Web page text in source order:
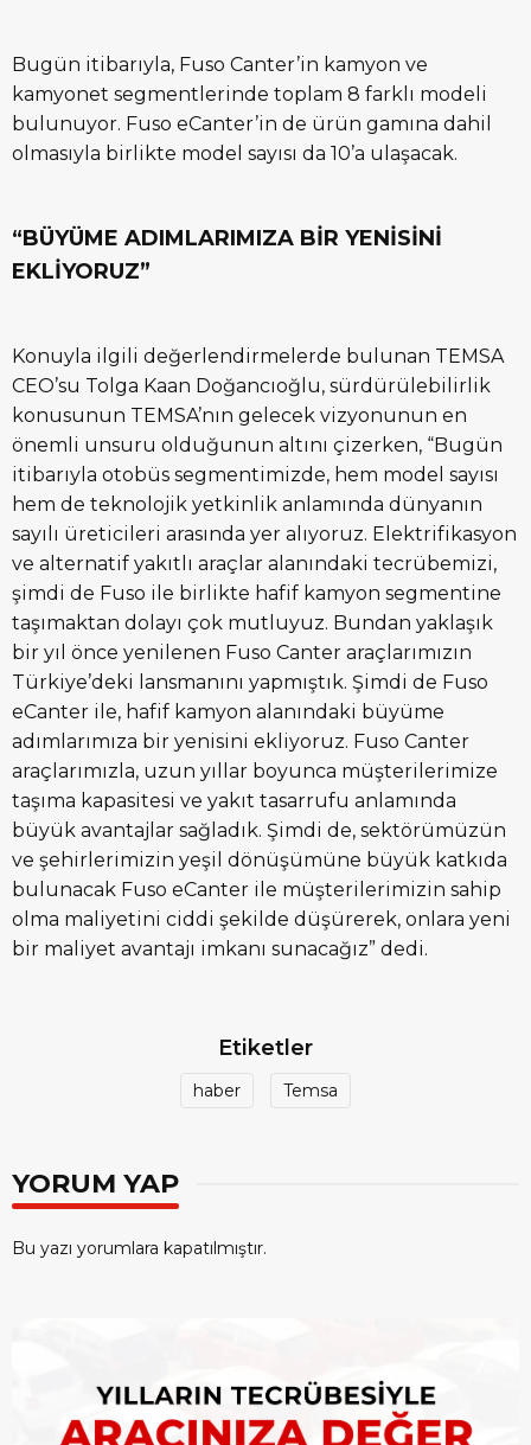
Bugün itibarıyla, Fuso Canter’in kamyon ve
kamyonet segmentlerinde toplam 8 farklı modeli
bulunuyor. Fuso eCanter’in de ürün gamına dahil
olmasıyla birlikte model sayısı da 10’a ulaşacak.
“BÜYÜME ADIMLARIMIZA BİR YENİSİNİ
EKLİYORUZ”
Konuyla ilgili değerlendirmelerde bulunan TEMSA
CEO’su Tolga Kaan Doğancıoğlu, sürdürülebilirlik
konusunun TEMSA’nın gelecek vizyonunun en
önemli unsuru olduğunun altını çizerken, “Bugün
itibarıyla otobüs segmentimizde, hem model sayısı
hem de teknolojik yetkinlik anlamında dünyanın
sayılı üreticileri arasında yer alıyoruz. Elektrifikasyon
ve alternatif yakıtlı araçlar alanındaki tecrübemizi,
şimdi de Fuso ile birlikte hafif kamyon segmentine
taşımaktan dolayı çok mutluyuz. Bundan yaklaşık
bir yıl önce yenilenen Fuso Canter araçlarımızın
Türkiye’deki lansmanını yapmıştık. Şimdi de Fuso
eCanter ile, hafif kamyon alanındaki büyüme
adımlarımıza bir yenisini ekliyoruz. Fuso Canter
araçlarımızla, uzun yıllar boyunca müşterilerimize
taşıma kapasitesi ve yakıt tasarrufu anlamında
büyük avantajlar sağladık. Şimdi de, sektörümüzün
ve şehirlerimizin yeşil dönüşümüne büyük katkıda
bulunacak Fuso eCanter ile müşterilerimizin sahip
olma maliyetini ciddi şekilde düşürerek, onlara yeni
bir maliyet avantajı imkanı sunacağız” dedi.
Etiketler
haber Temsa
YORUM YAP
Bu yazı yorumlara kapatılmıştır.